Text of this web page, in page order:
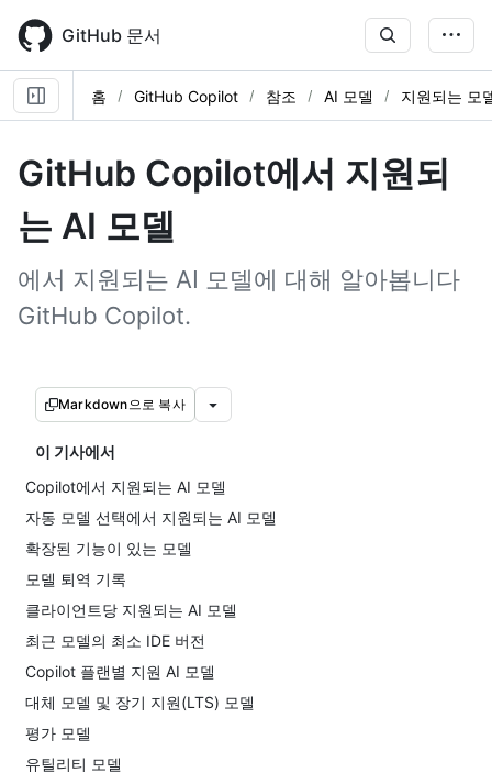
main
content
GitHub 문서
홈 GitHub Copilot 참조 AI 모델 지원되는 모
GitHub Copilot에서 지원되
는 AI 모델
에서 지원되는 AI 모델에 대해 알아봅니다
GitHub Copilot.
Markdown으로 복사
이 기사에서
Copilot에서 지원되는 AI 모델
자동 모델 선택에서 지원되는 AI 모델
확장된 기능이 있는 모델
모델 퇴역 기록
클라이언트당 지원되는 AI 모델
최근 모델의 최소 IDE 버전
Copilot 플랜별 지원 AI 모델
대체 모델 및 장기 지원(LTS) 모델
평가 모델
유틸리티 모델